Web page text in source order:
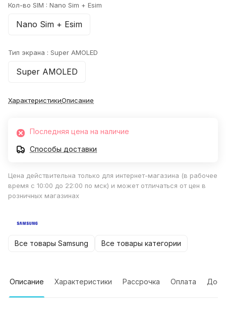
Кол-во SIM : Nano Sim + Esim
Nano Sim + Esim
Тип экрана : Super AMOLED
Super AMOLED
ХарактеристикиОписание
Последняя цена на наличие
Способы доставки
Цена действительна только для интернет-магазина (в рабочее
время с 10:00 до 22:00 по мск) и может отличаться от цен в
розничных магазинах
Все товары Samsung Все товары категории
Описание Характеристики Рассрочка Оплата